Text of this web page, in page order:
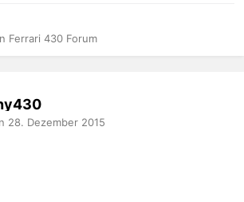
Ferrari 430 Forum
28. Dezember 2015